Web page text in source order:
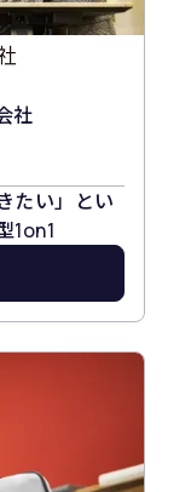
社
たい」とい
1on1